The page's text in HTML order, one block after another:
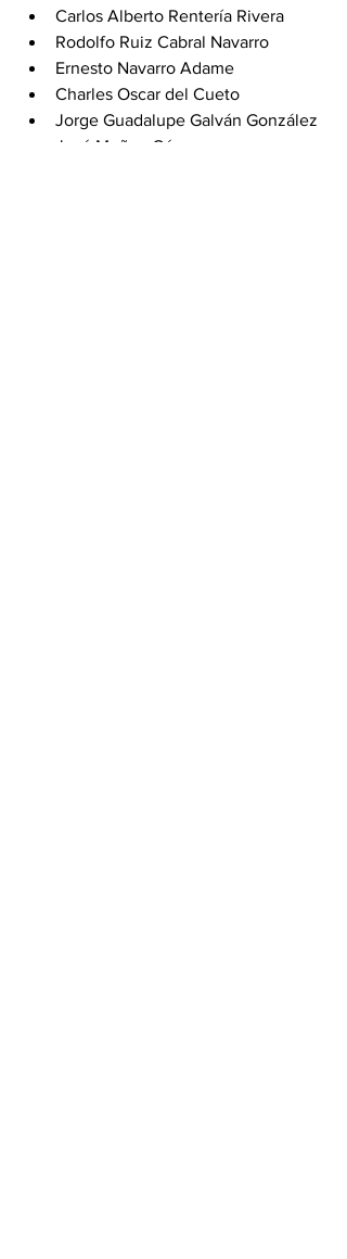
Carlos Alberto Rentería Rivera
Rodolfo Ruiz Cabral Navarro
Ernesto Navarro Adame
Charles Oscar del Cueto
Jorge Guadalupe Galván González
José Muñoz Gómez